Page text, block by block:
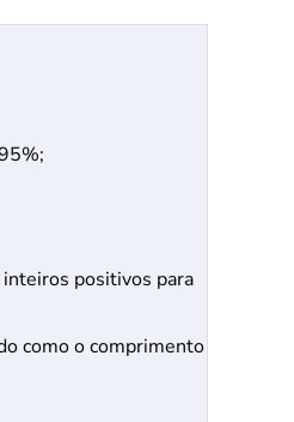
positivos para
como o comprimento